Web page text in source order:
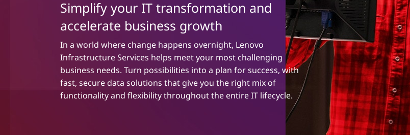
Simplify your IT transformation and
accelerate business growth
In a world where change happens overnight, Lenovo
Infrastructure Services helps meet your most challenging
business needs. Turn possibilities into a plan for success, with
fast, secure data solutions that give you the right mix of
functionality and flexibility throughout the entire IT lifecycle.